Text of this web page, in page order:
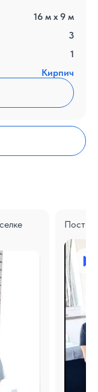
16 м x 9 м
3
1
Кирпич